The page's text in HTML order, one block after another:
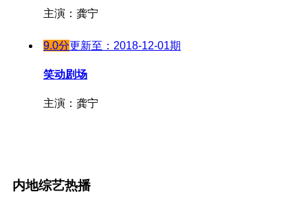
20231126
20231128
20231130
20231203
20231207
180318期
180321期
180322期
180326期
180308期
180309期
180311期
180312期
180315期
主演：龚宁
9.0分更新至：2018-12-01期
笑动剧场
主演：龚宁
内地综艺热播